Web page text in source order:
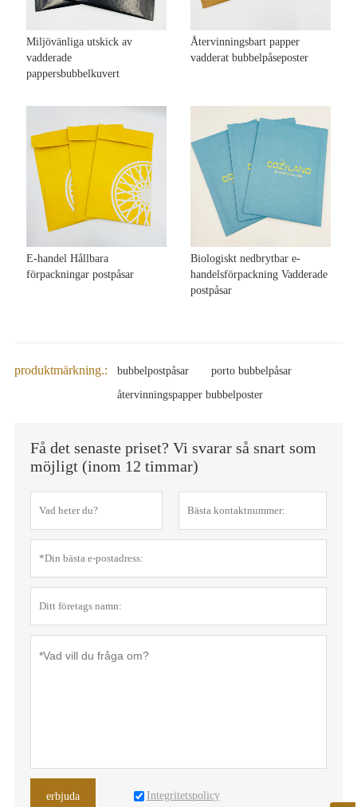
Miljövänliga utskick av
vadderade
pappersbubbelkuvert
Återvinningsbart papper
vadderat bubbelpåseposter
E-handel Hållbara
förpackningar postpåsar
Biologiskt nedbrytbar e-
handelsförpackning Vadderade
postpåsar
produktmärkning.: bubbelpostpåsar
porto bubbelpåsar
återvinningspapper bubbelposter
Få det senaste priset? Vi svarar så snart som
möjligt (inom 12 timmar)
erbjuda Integritetspolicy